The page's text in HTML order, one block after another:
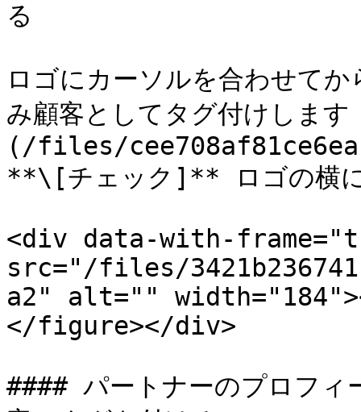
る
ロゴにカーソルを合わせて
み顧客としてタグ付けしま
(/files/
**\[チェック]** ロゴの横に
<div data-with-
src="/files/
a2" alt=""
</figure></div>
#### パートナーのプロフィ